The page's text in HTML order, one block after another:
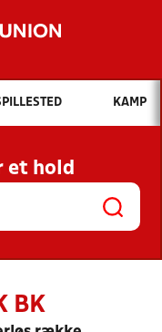
vil du søge efter?
OG NYHEDER
KLUBBER OG
KAMP
et hold
BK